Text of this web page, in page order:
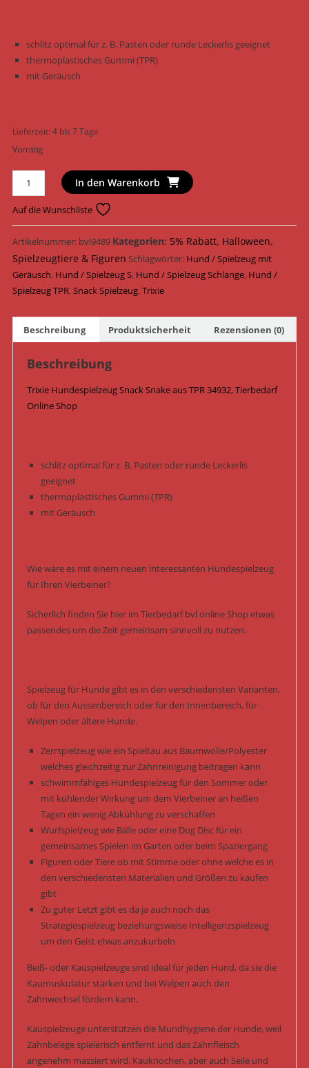
schlitz optimal für z. B. Pasten oder runde Leckerlis geeignet
thermoplastisches Gummi (TPR)
mit Geräusch
Lieferzeit:4 bis 7 Tage
Vorrätig
Trixie
Hundespielzeug
Snack
Snake
TPR
ø
/
59
34932
Menge
In den Warenkorb
Auf die Wunschliste
Artikelnummer: bvl9489 Kategorien: 5% Rabatt, Halloween,
Spielzeugtiere & Figuren Schlagwörter: Hund / Spielzeug mit
Geräusch, Hund / Spielzeug S, Hund / Spielzeug Schlange, Hund /
Spielzeug TPR,Snack Spielzeug,Trixie
Beschreibung Produktsicherheit Rezensionen (0)
Beschreibung
Trixie Hundespielzeug Snack Snake aus TPR 34932, Tierbedarf
Online Shop
schlitz optimal für z. B. Pasten oder runde Leckerlis
geeignet
thermoplastisches Gummi (TPR)
mit Geräusch
Wie wäre es mit einem neuen interessanten Hundespielzeug
für Ihren Vierbeiner?
Sicherlich finden Sie hier im Tierbedarf bvl online Shop etwas
passendes um die Zeit gemeinsam sinnvoll zu nutzen.
Spielzeug für Hunde gibt es in den verschiedensten Varianten,
ob für den Aussenbereich oder für den Innenbereich, für
Welpen oder ältere Hunde.
Zerrspielzeug wie ein Spieltau aus Baumwolle/Polyester
welches gleichzeitig zur Zahnreinigung beitragen kann
schwimmfähiges Hundespielzeug für den Sommer oder
mit kühlender Wirkung um dem Vierbeiner an heißen
Tagen ein wenig Abkühlung zu verschaffen
Wurfspielzeug wie Bälle oder eine Dog Disc für ein
gemeinsames Spielen im Garten oder beim Spaziergang
Figuren oder Tiere ob mit Stimme oder ohne welche es in
den verschiedensten Materialien und Größen zu kaufen
gibt
Zu guter Letzt gibt es da ja auch noch das
Strategiespielzeug beziehungsweise Intelligenzspielzeug
um den Geist etwas anzukurbeln
Beiß- oder Kauspielzeuge sind ideal für jeden Hund, da sie die
Kaumuskulatur stärken und bei Welpen auch den
Zahnwechsel fördern kann.
Kauspielzeuge unterstützen die Mundhygiene der Hunde, weil
Zahnbelege spielerisch entfernt und das Zahnfleisch
angenehm massiert wird. Kauknochen, aber auch Seile und